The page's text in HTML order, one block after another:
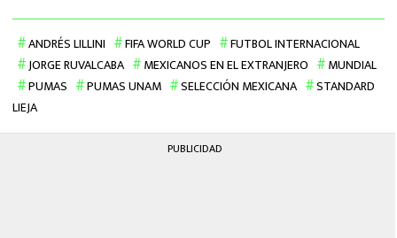
ANDRÉS LILLINI FIFA WORLD CUP
FUTBOL INTERNACIONAL
JORGE RUVALCABA
MEXICANOS EN EL EXTRANJERO
MUNDIAL
PUMAS
PUMAS UNAM SELECCIÓN MEXICANA
STANDARD
LIEJA
PUBLICIDAD